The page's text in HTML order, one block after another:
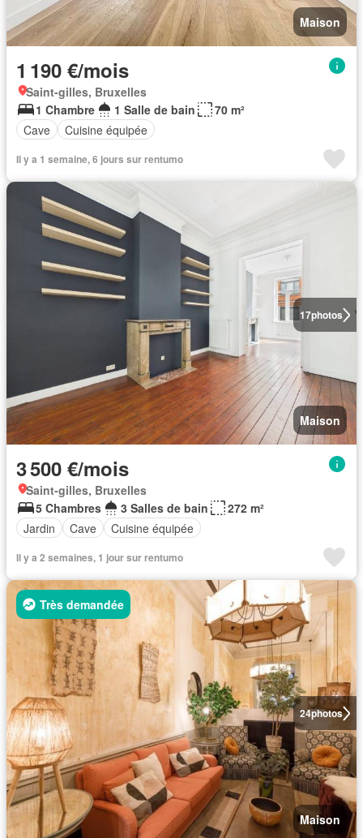
Maison
1 190 €/mois
Saint-gilles, Bruxelles
1 Chambre
1 Salle de bain
70 m²
Cave
Cuisine équipée
Il y a 1 semaine, 6 jours sur rentumo
17photos
Maison
3 500 €/mois
Saint-gilles, Bruxelles
5 Chambres
3 Salles de bain
272 m²
Jardin
Cave Cuisine équipée
Il y a 2 semaines, 1 jour sur rentumo
24photos
Très demandée
Maison